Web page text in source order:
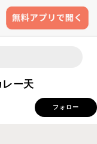
ー天
フォロー